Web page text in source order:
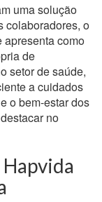
uma solução
colaboradores, o
como
de
setor de saúde,
a cuidados
o bem-estar dos
no